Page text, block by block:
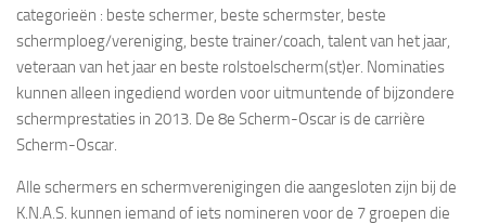
categorieën : beste schermer, beste schermster, beste
schermploeg/vereniging, beste trainer/coach, talent van het jaar,
veteraan van het jaar en beste rolstoelscherm(st)er. Nominaties
kunnen alleen ingediend worden voor uitmuntende of bijzondere
schermprestaties in 2013. De 8e Scherm-Oscar is de carrière
Scherm-Oscar.
Alle schermers en schermverenigingen die aangesloten zijn bij de
K.N.A.S. kunnen iemand of iets nomineren voor de 7 groepen die